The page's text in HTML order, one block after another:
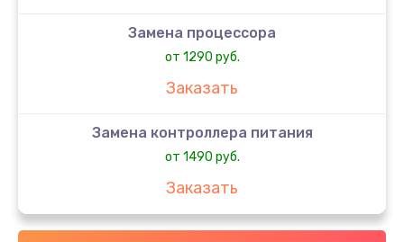
Замена процессора
от 1290 руб.
Заказать
Замена контроллера питания
от 1490 руб.
Заказать
Замена шим-контроллера